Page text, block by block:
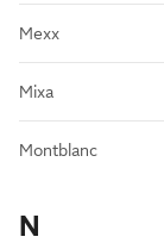
Mexx
Mixa
Montblanc
N